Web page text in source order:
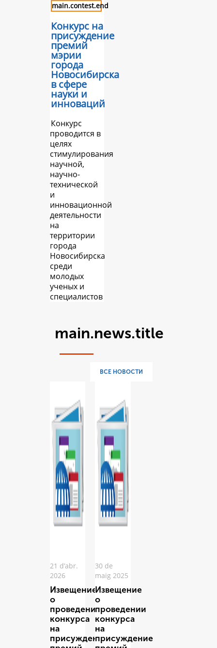
main.contest.end
Конкурс на
присуждение
премий
мэрии
города
Новосибирска
в сфере
науки и
инноваций
Конкурс
проводится в
целях
стимулирования
научной,
научно-
технической
и
инновационной
деятельности
на
территории
города
Новосибирска
среди
молодых
ученых и
специалистов
main.news.title
ВСЕ НОВОСТИ
21 d’abr.
2026
Извещение
о
проведении
конкурса
на
присуждение
30 de
maig 2025
Извещение
о
проведении
конкурса
на
присуждение